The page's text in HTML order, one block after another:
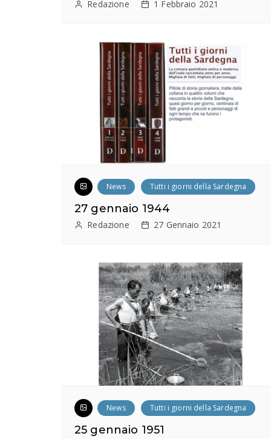
Redazione 1 Febbraio 2021
News Tutti i giorni della Sardegna
27 gennaio 1944
Redazione 27 Gennaio 2021
News Tutti i giorni della Sardegna
25 gennaio 1951